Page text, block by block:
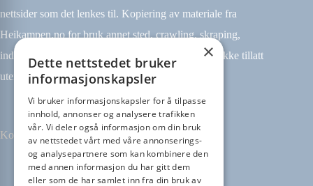
nettsider som det lenkes til. Kopiering av materiale fra
Heikampen.no for bruk annet sted, crawling, skraping,
indeksering (for eksempel tekst og datamining) er ikke tillatt
uten avtale.
Kontakt
Tilbakemeldinger
kontakt@heikampen.no
×
Dette nettstedet bruker
informasjonskapsler
Vi bruker informasjonskapsler for å tilpasse
innhold, annonser og analysere trafikken
vår. Vi deler også informasjon om din bruk
av nettstedet vårt med våre annonserings-
og analysepartnere som kan kombinere den
med annen informasjon du har gitt dem
eller som de har samlet inn fra din bruk av